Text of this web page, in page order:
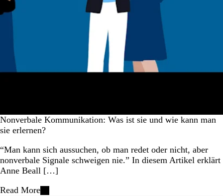
Nonverbale Kommunikation: Was ist sie und wie kann man
sie erlernen?
“Man kann sich aussuchen, ob man redet oder nicht, aber
nonverbale Signale schweigen nie.” In diesem Artikel erklärt
Anne Beall […]
Read More